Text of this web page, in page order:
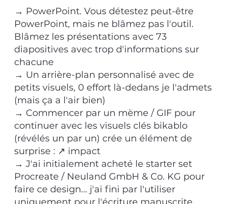
→ PowerPoint. Vous détestez peut-être
PowerPoint, mais ne blâmez pas l'outil.
Blâmez les présentations avec 73
diapositives avec trop d'informations sur
chacune
→ Un arrière-plan personnalisé avec de
petits visuels, 0 effort là-dedans je l'admets
(mais ça a l'air bien)
→ Commencer par un mème / GIF pour
continuer avec les visuels clés bikablo
(révélés un par un) crée un élément de
surprise : ↗ impact
→ J'ai initialement acheté le starter set
Procreate / Neuland GmbH & Co. KG pour
faire ce design... j'ai fini par l'utiliser